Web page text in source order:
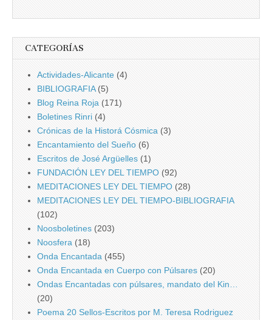
CATEGORÍAS
Actividades-Alicante (4)
BIBLIOGRAFIA(5)
Blog Reina Roja (171)
Boletines Rinri (4)
Crónicas de la Historá Cósmica (3)
Encantamiento del Sueño (6)
Escritos de José Argüelles (1)
FUNDACIÓN LEY DEL TIEMPO (92)
MEDITACIONES LEY DEL TIEMPO (28)
MEDITACIONES LEY DEL TIEMPO-BIBLIOGRAFIA
(102)
Noosboletines (203)
Noosfera (18)
Onda Encantada (455)
Onda Encantada en Cuerpo con Púlsares (20)
Ondas Encantadas con púlsares, mandato del Kin…
(20)
Poema 20 Sellos-Escritos por M. Teresa Rodriguez